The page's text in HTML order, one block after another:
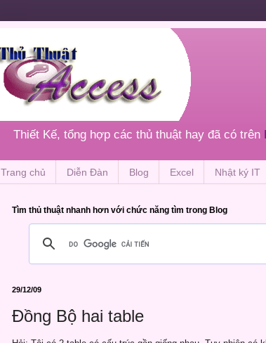
Thiết Kế, tổng hợp các thủ thuật hay đã có trên
Trang chủ Diễn Đàn Blog Excel Nhật ký IT
Tìm thủ thuật nhanh hơn với chức năng tìm trong Blog
29/12/09
Đồng Bộ hai table